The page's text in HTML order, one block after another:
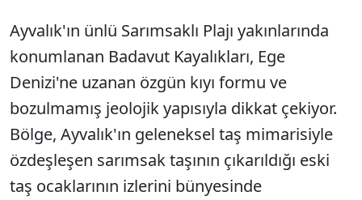
Ayvalık'ın ünlü Sarımsaklı Plajı yakınlarında
konumlanan Badavut Kayalıkları, Ege
Denizi'ne uzanan özgün kıyı formu ve
bozulmamış jeolojik yapısıyla dikkat çekiyor.
Bölge, Ayvalık'ın geleneksel taş mimarisiyle
özdeşleşen sarımsak taşının çıkarıldığı eski
taş ocaklarının izlerini bünyesinde